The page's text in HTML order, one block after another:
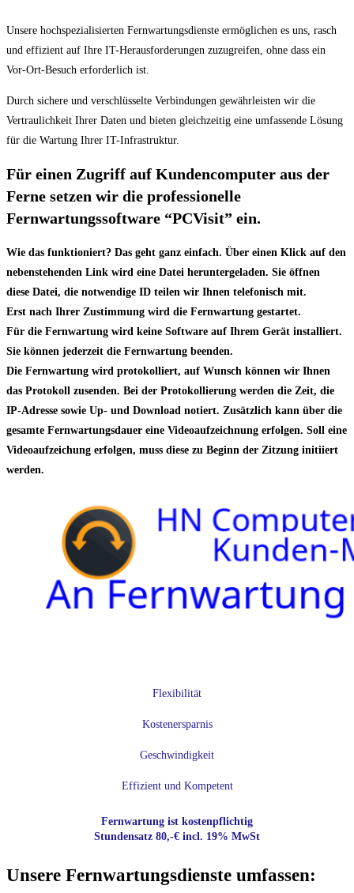
Unsere hochspezialisierten Fernwartungsdienste ermöglichen es uns, rasch
und effizient auf Ihre IT-Herausforderungen zuzugreifen, ohne dass ein
Vor-Ort-Besuch erforderlich ist.
Durch sichere und verschlüsselte Verbindungen gewährleisten wir die
Vertraulichkeit Ihrer Daten und bieten gleichzeitig eine umfassende Lösung
für die Wartung Ihrer IT-Infrastruktur.
Für einen Zugriff auf Kundencomputer aus der
Ferne setzen wir die professionelle
Fernwartungssoftware “PCVisit” ein.
Wie das funktioniert? Das geht ganz einfach. Über einen Klick auf den
nebenstehenden Link wird eine Datei heruntergeladen. Sie öffnen
diese Datei, die notwendige ID teilen wir Ihnen telefonisch mit.
Erst nach Ihrer Zustimmung wird die Fernwartung gestartet.
Für die Fernwartung wird keine Software auf Ihrem Gerät installiert.
Sie können jederzeit die Fernwartung beenden.
Die Fernwartung wird protokolliert, auf Wunsch können wir Ihnen
das Protokoll zusenden. Bei der Protokollierung werden die Zeit, die
IP-Adresse sowie Up- und Download notiert. Zusätzlich kann über die
gesamte Fernwartungsdauer eine Videoaufzeichnung erfolgen. Soll eine
Videoaufzeichung erfolgen, muss diese zu Beginn der Zitzung initiiert
werden.
Flexibilität
Kostenersparnis
Geschwindigkeit
Effizient und Kompetent
Fernwartung ist kostenpflichtig
Stundensatz 80,-€ incl. 19% MwSt
Unsere Fernwartungsdienste umfassen: